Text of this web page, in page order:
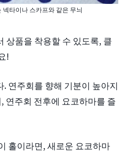
타이나 스카프와 같은 무늬
품을 착용할 수 있도록, 클
!
연주회를 향해 기분이 높아지
연주회 전후에 요코하마를 즐
홀이라면, 새로운 요코하마